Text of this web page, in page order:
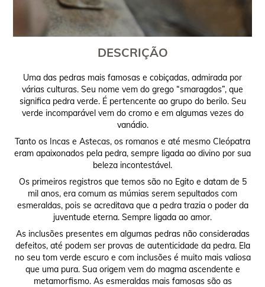
DESCRIÇÃO
Uma das pedras mais famosas e cobiçadas, admirada por
várias culturas. Seu nome vem do grego “smaragdos”, que
significa pedra verde. É pertencente ao grupo do berilo. Seu
verde incomparável vem do cromo e em algumas vezes do
vanádio.
Tanto os Incas e Astecas, os romanos e até mesmo Cleópatra
eram apaixonados pela pedra, sempre ligada ao divino por sua
beleza incontestável.
Os primeiros registros que temos são no Egito e datam de 5
mil anos, era comum as múmias serem sepultados com
esmeraldas, pois se acreditava que a pedra trazia o poder da
juventude eterna. Sempre ligada ao amor.
As inclusões presentes em algumas pedras não consideradas
defeitos, até podem ser provas de autenticidade da pedra. Ela
no seu tom verde escuro e com inclusões é muito mais valiosa
que uma pura. Sua origem vem do magma ascendente e
metamorfismo. As esmeraldas mais famosas são as